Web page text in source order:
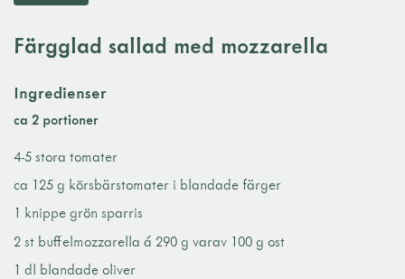
Färgglad sallad med mozzarella
Ingredienser
ca 2 portioner
4-5 stora tomater
ca 125 g körsbärstomater i blandade färger
1 knippe grön sparris
2 st buffelmozzarella á 290 g varav 100 g ost
1 dl blandade oliver